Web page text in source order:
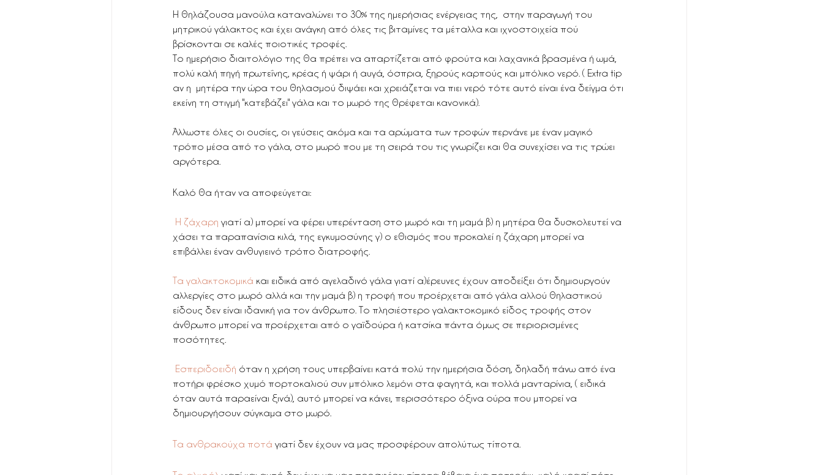
Η θηλάζουσα μανούλα καταναλώνει το 30% της ημερήσιας ενέργειας της,  στην παραγωγή του
μητρικού γάλακτος και έχει ανάγκη από όλες τις βιταμίνες τα μέταλλα και ιχνοστοιχεία πού
βρίσκονται σε καλές ποιοτικές τροφές.
Το ημερήσιο διαιτολόγιο της θα πρέπει να απαρτίζεται από φρούτα και λαχανικά βρασμένα ή ωμά,
πολύ καλή πηγή πρωτεΐνης, κρέας ή ψάρι ή αυγά, όσπρια, ξηρούς καρπούς και μπόλικο νερό. ( Extra tip
αν η  μητέρα την ώρα του θηλασμού διψάει και χρειάζεται να πιει νερό τότε αυτό είναι ένα δείγμα ότι
εκείνη τη στιγμή "κατεβάζει" γάλα και το μωρό της θρέφεται κανονικά).
Άλλωστε όλες οι ουσίες, οι γεύσεις ακόμα και τα αρώματα των τροφών περνάνε με έναν μαγικό
τρόπο μέσα από το γάλα, στο μωρό που με τη σειρά του τις γνωρίζει και θα συνεχίσει να τις τρώει
αργότερα.
Καλό θα ήταν να αποφεύγεται:
Η ζάχαρη γιατί α) μπορεί να φέρει υπερένταση στο μωρό και τη μαμά β) η μητέρα θα δυσκολευτεί να
χάσει τα παραπανίσια κιλά, της εγκυμοσύνης γ) ο εθισμός που προκαλεί η ζάχαρη μπορεί να
επιβάλλει έναν ανθυγιεινό τρόπο διατροφής.
Τα γαλακτοκομικά και ειδικά από αγελαδινό γάλα γιατί α)έρευνες έχουν αποδείξει ότι δημιουργούν
αλλεργίες στο μωρό αλλά και την μαμά β) η τροφή που προέρχεται από γάλα αλλού θηλαστικού
είδους δεν είναι ιδανική για τον άνθρωπο. Το πλησιέστερο γαλακτοκομικό είδος τροφής στον
άνθρωπο μπορεί να προέρχεται από ο γαϊδούρα ή κατσίκα πάντα όμως σε περιορισμένες
ποσότητες.
Εσπεριδοειδή όταν η χρήση τους υπερβαίνει κατά πολύ την ημερήσια δόση, δηλαδή πάνω από ένα
ποτήρι φρέσκο χυμό πορτοκαλιού συν μπόλικο λεμόνι στα φαγητά, και πολλά μανταρίνια, ( ειδικά
όταν αυτά παραείναι ξινά), αυτό μπορεί να κάνει, περισσότερο όξινα ούρα που μπορεί να
δημιουργήσουν σύγκαμα στο μωρό.
Τα ανθρακούχα ποτά γιατί δεν έχουν να μας προσφέρουν απολύτως τίποτα.